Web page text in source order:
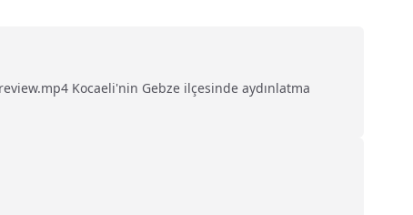
Kocaeli'nin Gebze ilçesinde aydınlatma